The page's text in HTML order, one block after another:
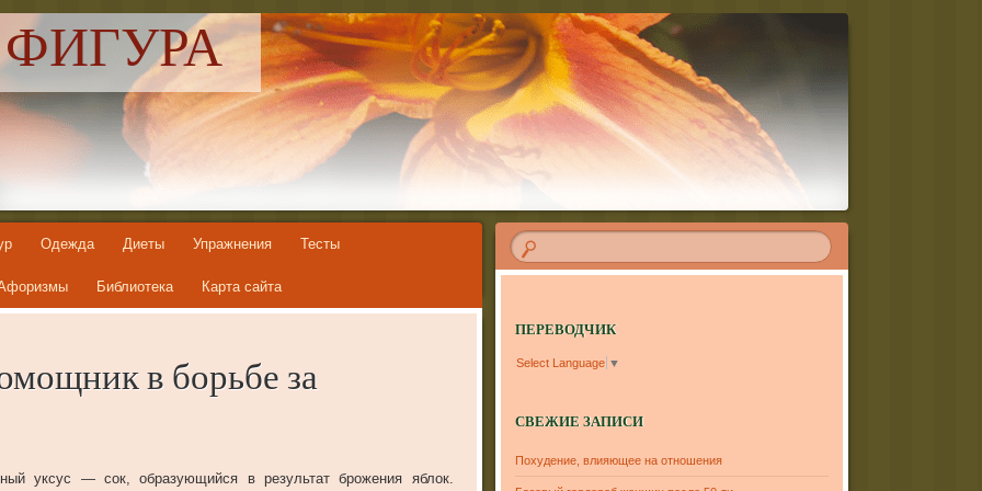
Одежда Диеты Упражнения Тесты
Библиотека Карта сайта
в борьбе за
уксус — сок, образующийся в результат брожения яблок.
ПЕРЕВОДЧИК
Select Language ▼
СВЕЖИЕ ЗАПИСИ
Похудение, влияющее на отношения